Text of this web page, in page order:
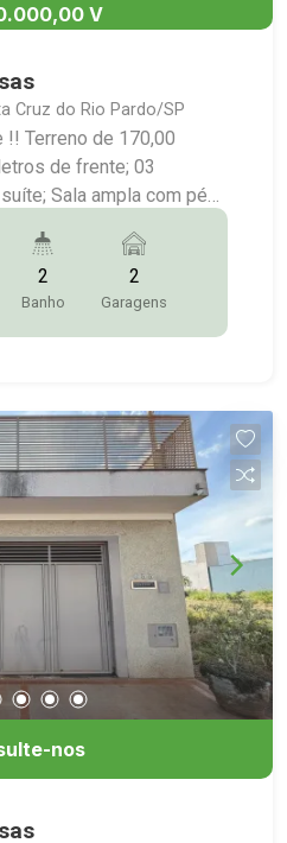
V
Cruz do Rio Pardo/SP
!! Terreno de 170,00
de frente; 03
Sala ampla com pé
ampla;
02 Banheiros; Garagem
2528
2
Banho
2
Garagens
nos